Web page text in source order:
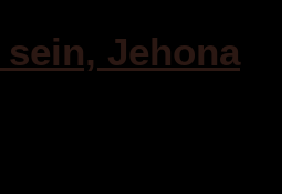
sein, Jehona